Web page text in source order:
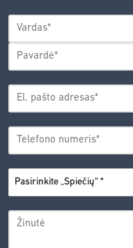
POLITIKA.*
VARDAS*
Vardas
EL.
ADRESAS*
TELEFONO
NUMERIS*
PASIRINKITE
„SPIEČIŲ“*
ŽINUTĖ